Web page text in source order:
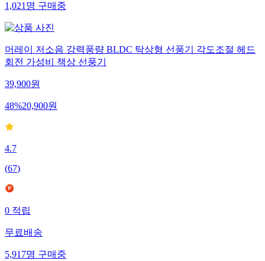
1,021명구매중
머레이 저소음 강력풍량 BLDC 탁상형 선풍기 각도조절 헤드
회전 가성비 책상 선풍기
39,900원
48%20,900원
4.7
(67)
0적립
무료배송
5,917명구매중